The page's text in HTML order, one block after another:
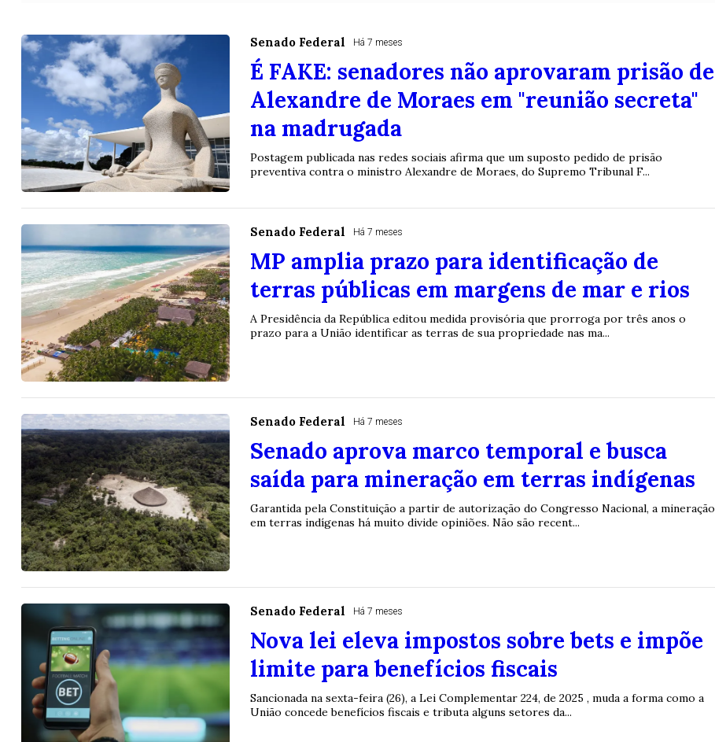
Senado Federal Há 7 meses
É FAKE: senadores não aprovaram prisão de
Alexandre de Moraes em "reunião secreta"
na madrugada
Postagem publicada nas redes sociais afirma que um suposto pedido de prisão
preventiva contra o ministro Alexandre de Moraes, do Supremo Tribunal F...
Senado Federal Há 7 meses
MP amplia prazo para identificação de
terras públicas em margens de mar e rios
A Presidência da República editou medida provisória que prorroga por três anos o
prazo para a União identificar as terras de sua propriedade nas ma...
Senado Federal Há 7 meses
Senado aprova marco temporal e busca
saída para mineração em terras indígenas
Garantida pela Constituição a partir de autorização do Congresso Nacional, a mineração
em terras indígenas há muito divide opiniões. Não são recent...
Senado Federal Há 7 meses
Nova lei eleva impostos sobre bets e impõe
limite para benefícios fiscais
Sancionada na sexta-feira (26), a Lei Complementar 224, de 2025 , muda a forma como a
União concede benefícios fiscais e tributa alguns setores da...